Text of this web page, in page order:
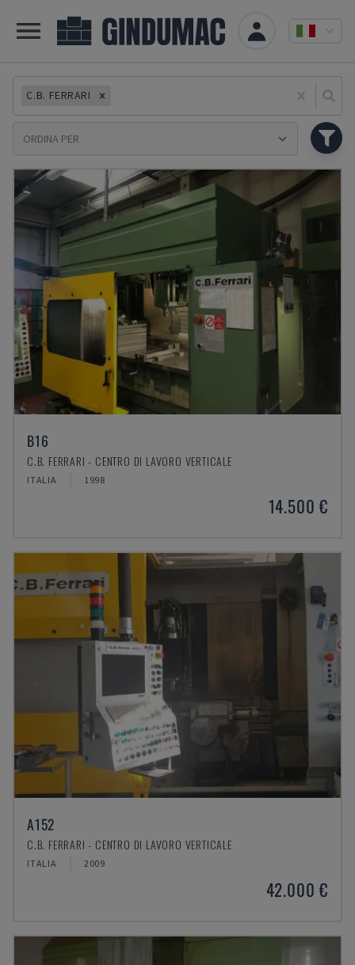
C.B. FERRARI
B16
C.B. FERRARI - CENTRO DI LAVORO VERTICALE
ITALIA 1998
14.500 €
A152
C.B. FERRARI - CENTRO DI LAVORO VERTICALE
ITALIA 2009
42.000 €